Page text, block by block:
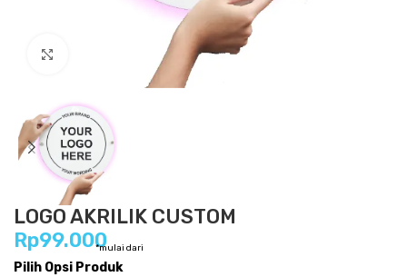
Click to enlarge
LOGO AKRILIK CUSTOM
Rp99.000*mulai dari
Pilih Opsi Produk